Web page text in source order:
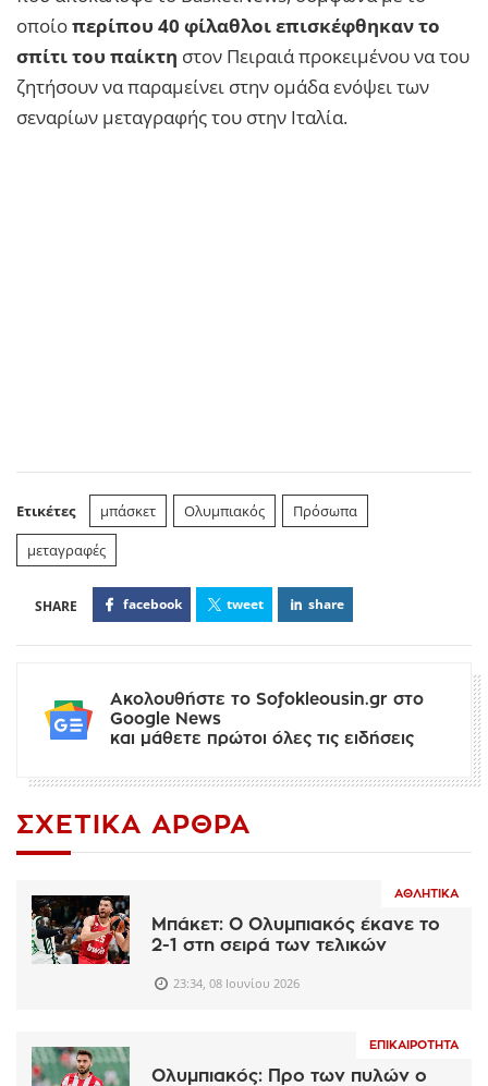
οποίοπερίπου 40 φίλαθλοι επισκέφθηκαν το
σπίτι του παίκτη στον Πειραιά προκειμένου να του
ζητήσουν να παραμείνει στην ομάδα ενόψει των
σεναρίων μεταγραφής του στην Ιταλία.
Ετικέτες μπάσκετ Ολυμπιακός
Πρόσωπα
μεταγραφές
facebook tweet share
Ακολουθήστε το Sofokleousin.gr στο
Google News
και μάθετε πρώτοι όλες τις ειδήσεις
ΣΧΕΤΙΚΆ ΆΡΘΡΑ
ΑΘΛΗΤΙΚΆ
Μπάκετ: Ο Ολυμπιακός έκανε το
2-1 στη σειρά των τελικών
23:34, 08 Ιουνίου 2026
ΕΠΙΚΑΙΡΌΤΗΤΑ
Ολυμπιακός: Προ των πυλών ο